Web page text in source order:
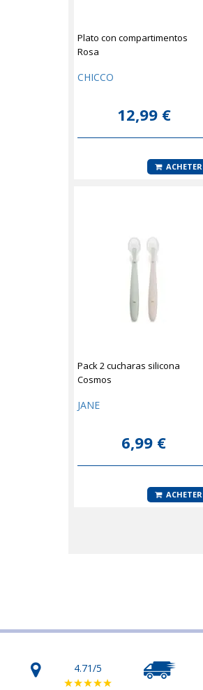
Plato con compartimentos
Rosa
CHICCO
12,99 €
ACHETER
Pack 2 cucharas silicona
Cosmos
JANE
6,99 €
ACHETER
4.71/5